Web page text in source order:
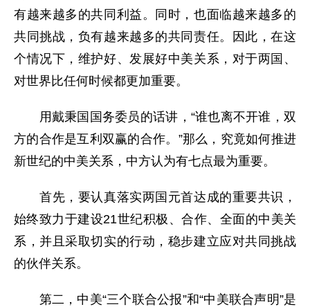
有越来越多的共同利益。同时，也面临越来越多的
共同挑战，负有越来越多的共同责任。因此，在这
个情况下，维护好、发展好中美关系，对于两国、
对世界比任何时候都更加重要。
用戴秉国国务委员的话讲，“谁也离不开谁，双
方的合作是互利双赢的合作。”那么，究竟如何推进
新世纪的中美关系，中方认为有七点最为重要。
首先，要认真落实两国元首达成的重要共识，
始终致力于建设21世纪积极、合作、全面的中美关
系，并且采取切实的行动，稳步建立应对共同挑战
的伙伴关系。
第二，中美“三个联合公报”和“中美联合声明”是